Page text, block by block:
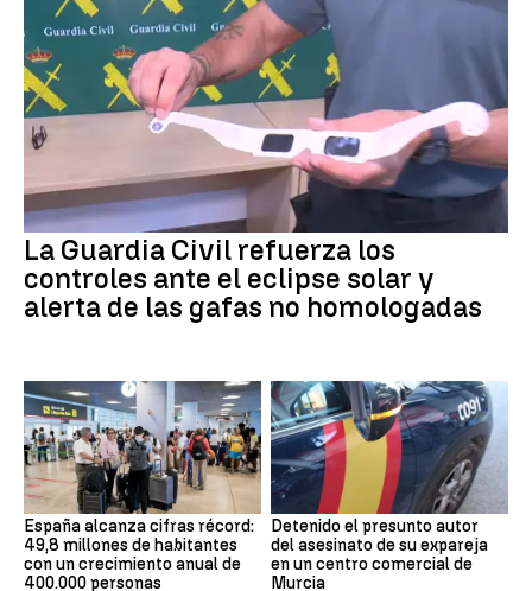
La Guardia Civil refuerza los
controles ante el eclipse solar y
alerta de las gafas no homologadas
España alcanza cifras récord:
49,8 millones de habitantes
con un crecimiento anual de
400.000 personas
Detenido el presunto autor
del asesinato de su expareja
en un centro comercial de
Murcia